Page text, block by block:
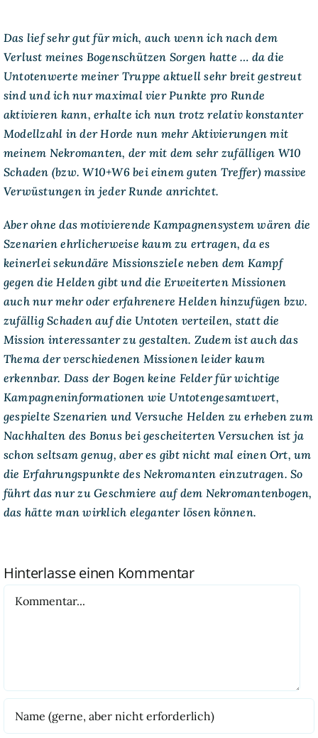
Das lief sehr gut für mich, auch wenn ich nach dem
Verlust meines Bogenschützen Sorgen hatte … da die
Untotenwerte meiner Truppe aktuell sehr breit gestreut
sind und ich nur maximal vier Punkte pro Runde
aktivieren kann, erhalte ich nun trotz relativ konstanter
Modellzahl in der Horde nun mehr Aktivierungen mit
meinem Nekromanten, der mit dem sehr zufälligen W10
Schaden (bzw. W10+W6 bei einem guten Treffer) massive
Verwüstungen in jeder Runde anrichtet.
Aber ohne das motivierende Kampagnensystem wären die
Szenarien ehrlicherweise kaum zu ertragen, da es
keinerlei sekundäre Missionsziele neben dem Kampf
gegen die Helden gibt und die Erweiterten Missionen
auch nur mehr oder erfahrenere Helden hinzufügen bzw.
zufällig Schaden auf die Untoten verteilen, statt die
Mission interessanter zu gestalten. Zudem ist auch das
Thema der verschiedenen Missionen leider kaum
erkennbar. Dass der Bogen keine Felder für wichtige
Kampagneninformationen wie Untotengesamtwert,
gespielte Szenarien und Versuche Helden zu erheben zum
Nachhalten des Bonus bei gescheiterten Versuchen ist ja
schon seltsam genug, aber es gibt nicht mal einen Ort, um
die Erfahrungspunkte des Nekromanten einzutragen. So
führt das nur zu Geschmiere auf dem Nekromantenbogen,
das hätte man wirklich eleganter lösen können.
Hinterlasse einen Kommentar